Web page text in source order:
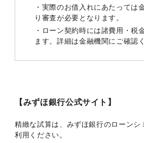
・実際のお借入れにあたっては
り審査が必要となります。
・ローン契約時には諸費用・税
ます。詳細は金融機関にご確認
【みずほ銀行公式サイト】
精緻な試算は、みずほ銀行のローンシ
利用ください。